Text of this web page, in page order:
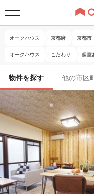
オークハウス 京都府 京都市
オークハウス こだわり 個室
物件を探す 他の市区